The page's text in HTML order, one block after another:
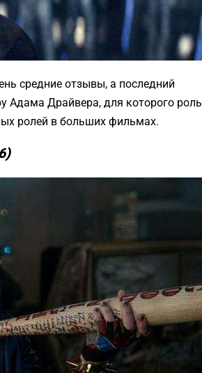
средние отзывы, а последний
Адама Драйвера, для которого роль
ролей в больших фильмах.